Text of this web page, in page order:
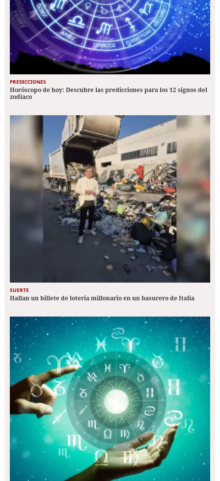
PREDICCIONES
Horóscopo de hoy: Descubre las predicciones para los 12 signos del
zodiaco
SUERTE
Hallan un billete de lotería millonario en un basurero de Italia